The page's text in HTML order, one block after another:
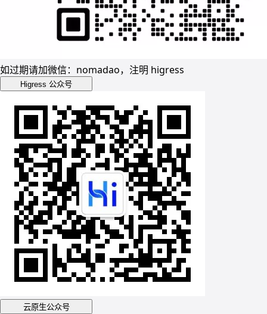
如过期请加微信：nomadao，注明 higress
Higress 公众号
云原生公众号